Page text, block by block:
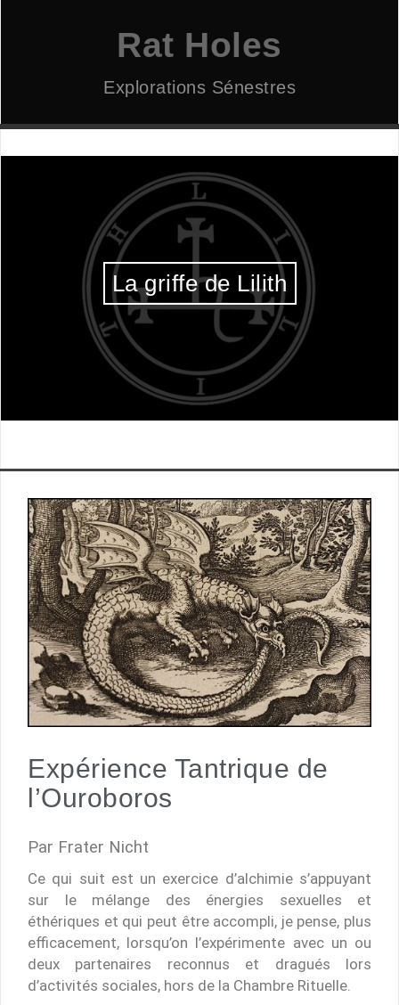
Rat Holes
Explorations Sénestres
La griffe de Lilith
Expérience Tantrique de
l’Ouroboros
Par Frater Nicht
Ce qui suit est un exercice d’alchimie s’appuyant
sur le mélange des énergies sexuelles et
éthériques et qui peut être accompli, je pense, plus
efficacement, lorsqu’on l’expérimente avec un ou
deux partenaires reconnus et dragués lors
d’activités sociales, hors de la Chambre Rituelle.